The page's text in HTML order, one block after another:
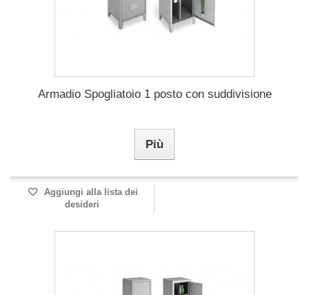
Armadio Spogliatoio 1 posto con suddivisione
Più
Aggiungi alla lista dei
desideri